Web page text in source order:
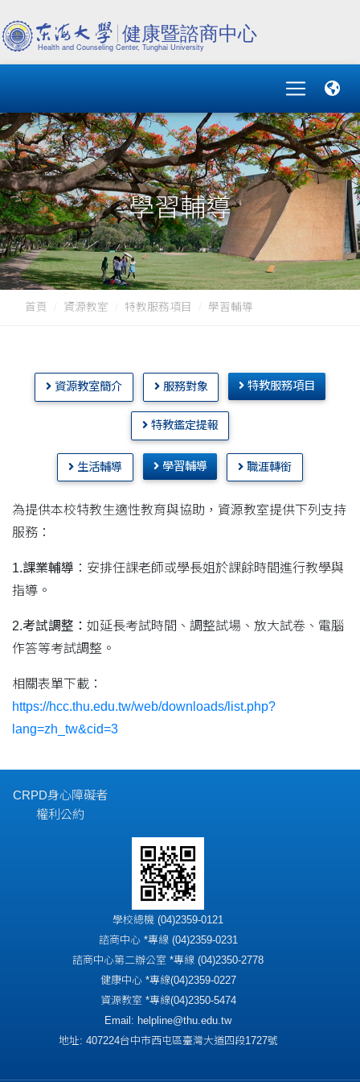
學習輔導
首頁 資源教室 特教服務項目 學習輔導
資源教室簡介 服務對象 特教服務項目
特教鑑定提報
生活輔導 學習輔導 職涯轉銜
為提供本校特教生適性教育與協助，資源教室提供下列支持
服務：
1.課業輔導 ：安排任課老師或學長姐於課餘時間進行教學與
指導。
2.考試調整： 如延長考試時間、調整試場、放大試卷、電腦
作答等考試調整。
相關表單下載：
https://hcc.thu.edu.tw/web/downloads/list.php?
lang=zh_tw&cid=3
CRPD身心障礙者
權利公約
學校總機 (04)2359-0121
諮商中心 *專線 (04)2359-0231
諮商中心第二辦公室 *專線 (04)2350-2778
健康中心 *專線(04)2359-0227
資源教室 *專線(04)2350-5474
Email: helpline@thu.edu.tw
地址: 407224台中市西屯區臺灣大道四段1727號